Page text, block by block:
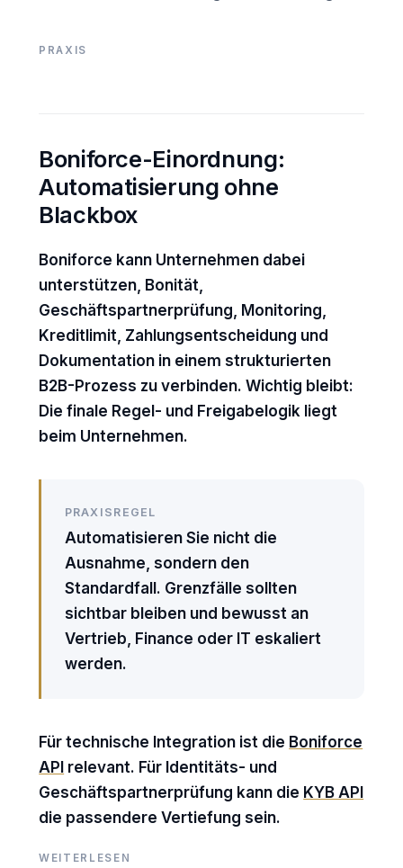
PRAXIS
Boniforce-Einordnung:
Automatisierung ohne
Blackbox
Boniforce kann Unternehmen dabei
unterstützen, Bonität,
Geschäftspartnerprüfung, Monitoring,
Kreditlimit, Zahlungsentscheidung und
Dokumentation in einem strukturierten
B2B-Prozess zu verbinden. Wichtig bleibt:
Die finale Regel- und Freigabelogik liegt
beim Unternehmen.
PRAXISREGEL
Automatisieren Sie nicht die
Ausnahme, sondern den
Standardfall. Grenzfälle sollten
sichtbar bleiben und bewusst an
Vertrieb, Finance oder IT eskaliert
werden.
Für technische Integration ist die Boniforce
API relevant. Für Identitäts- und
Geschäftspartnerprüfung kann die KYB API
die passendere Vertiefung sein.
WEITERLESEN